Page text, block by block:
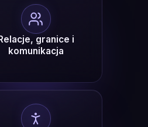
Relacje, granice i
komunikacja